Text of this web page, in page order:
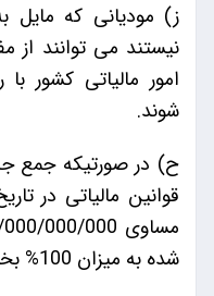
ز) مودیانی که مایل
نیستند می توانند از
امور مالیاتی کشور
شوند.
ح) در صورتیکه جمع
شده به میزان 100% بخشیده می‌شود.